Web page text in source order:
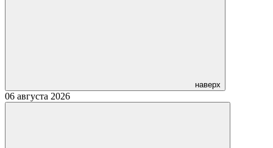
наверх
06 августа 2026